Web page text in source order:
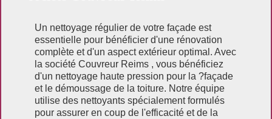
Un nettoyage régulier de votre façade est
essentielle pour bénéficier d'une rénovation
complète et d'un aspect extérieur optimal. Avec
la société Couvreur Reims , vous bénéficiez
d'un nettoyage haute pression pour la ?façade
et le démoussage de la toiture. Notre équipe
utilise des nettoyants spécialement formulés
pour assurer en coup de l'efficacité et de la